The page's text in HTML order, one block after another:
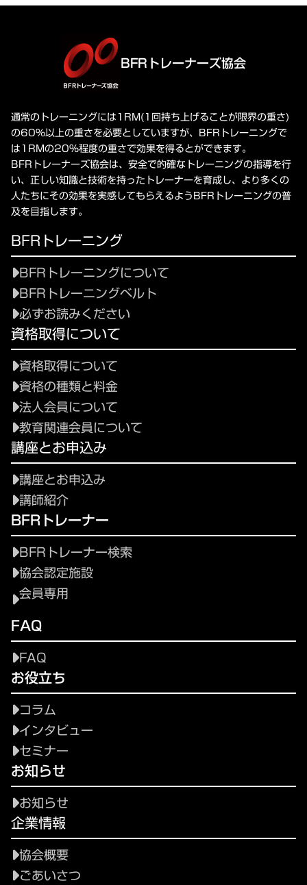
BFRトレーナーズ協会
通常のトレーニングには1RM(1回持ち上げることが限界の重さ)
の60%以上の重さを必要としていますが、BFRトレーニングで
は1RMの20%程度の重さで効果を得るとができます。
BFRトレーナーズ協会は、安全で的確なトレーニングの指導を行
い、正しい知識と技術を持ったトレーナーを育成し、より多くの
人たちにその効果を実感してもらえるようBFRトレーニングの普
及を目指します。
BFRトレーニング
BFRトレーニングについて
BFRトレーニングベルト
必ずお読みください
資格取得について
資格取得について
資格の種類と料金
法人会員について
教育関連会員について
講座とお申込み
講座とお申込み
講師紹介
BFRトレーナー
BFRトレーナー検索
協会認定施設
会員専用
FAQ
FAQ
お役立ち
コラム
インタビュー
セミナー
お知らせ
お知らせ
企業情報
協会概要
ごあいさつ